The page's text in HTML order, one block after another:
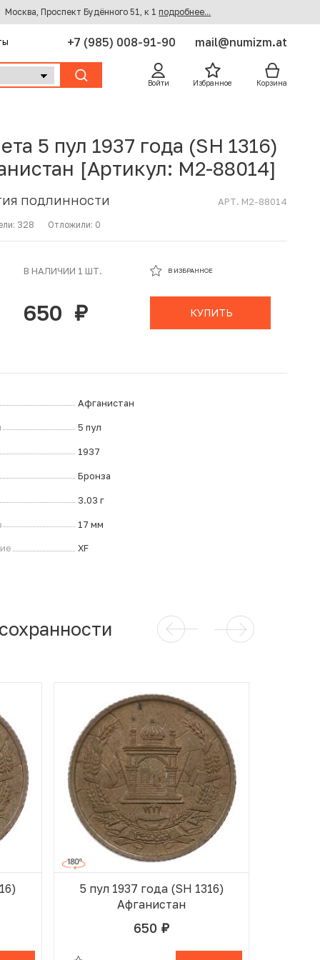
Москва, Проспект Будённого 51, к 1 подробнее...
+7 (985) 008-91-90 mail@numizm.at
Войти Избранное Корзина
5 пул 1937 года (SH 1316)
[Артикул: M2-88014]
ПОДЛИННОСТИ АРТ. M2-88014
328 Отложили: 0
В НАЛИЧИИ 1 ШТ.
650 руб.
В ИЗБРАННОЕ
КУПИТЬ
Афганистан
5 пул
1937
Бронза
3.03 г
17 мм
XF
5 пул 1937 года (SH 1316)
Афганистан
650 руб.